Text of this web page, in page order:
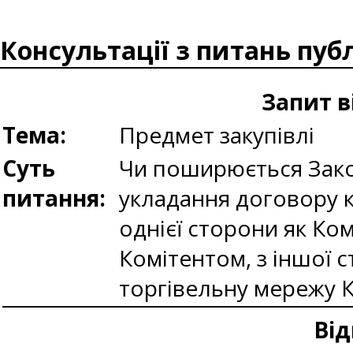
Консультації з питань
Запит
Тема:
Предмет закупівлі
Суть
питання:
Чи поширюється
укладання договору
однієї сторони як
Комітентом, з
торгівельну мережу